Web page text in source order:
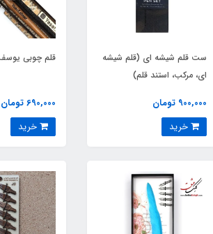
ست قلم شیشه‏ ای (قلم شیشه
ای، مرکب، استند قلم)
900,000 تومان
قلم چوبی یوسف - 2
690,000 تومان
خرید